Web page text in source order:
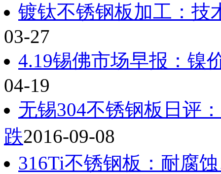
镀钛不锈钢板加工：技
03-27
4.19锡佛市场早报：镍
04-19
无锡304不锈钢板日评
跌2016-09-08
316Ti不锈钢板：耐腐